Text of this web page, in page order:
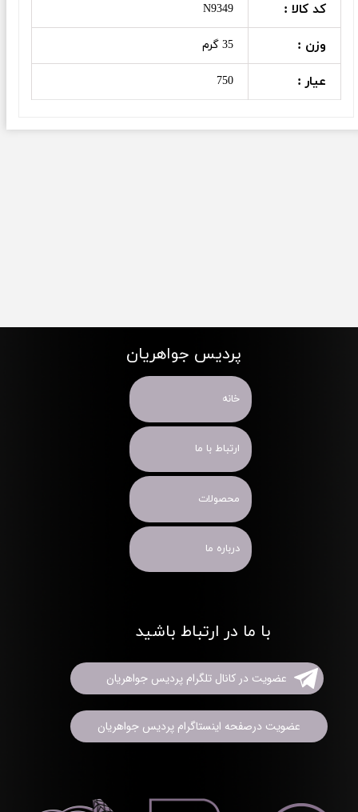
کد کالا : N9349
وزن : 35 گرم
عیار : 750
پردیس جواهریان
خانه
ارتباط با ما
محصولات
درباره ما
با ما در ارتباط باشید
عضویت در کانال تلگرام پردیس جواهریان
عضویت درصفحه اینستاگرام پردیس جواهریان